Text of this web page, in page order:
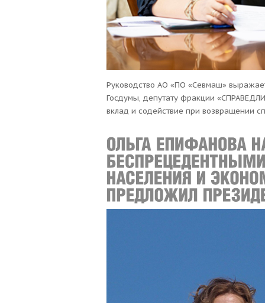
Руководство АО «ПО «Севмаш»
Госдумы, депутату фракции
вклад и содействие при возвращении